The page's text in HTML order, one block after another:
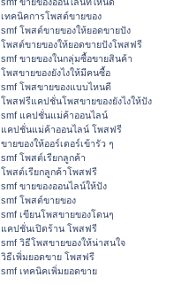
เทคนิคการโพสต์ขายของ
smf โพสต์ขายของให้ยอดขายปัง
โพสต์ขายของให้ยอดขายปังโพสฟรี
smf ขายของในกลุ่มซื้อขายสินค้า
โพสขายของยังไงให้มีคนซื้อ
smf โพสขายของแบบไหนดี
โพสฟรีแคปชั่นโพสขายของยังไงให้ปัง
smf แคปชั่นแม่ค้าออนไลน์
แคปชั่นแม่ค้าออนไลน์ โพสฟรี
ขายของให้ออร์เดอร์เข้ารัว ๆ
smf โพสต์เรียกลูกค้า
โพสต์เรียกลูกค้าโพสฟรี
smf ขายของออนไลน์ให้ปัง
smf โพสต์ขายของ
smf เขียนโพสขายของโดนๆ
แคปชั่นเปิดร้าน โพสฟรี
smf วิธีโพสขายของให้น่าสนใจ
วิธีเพิ่มยอดขาย โพสฟรี
smf เทคนิคเพิ่มยอดขาย